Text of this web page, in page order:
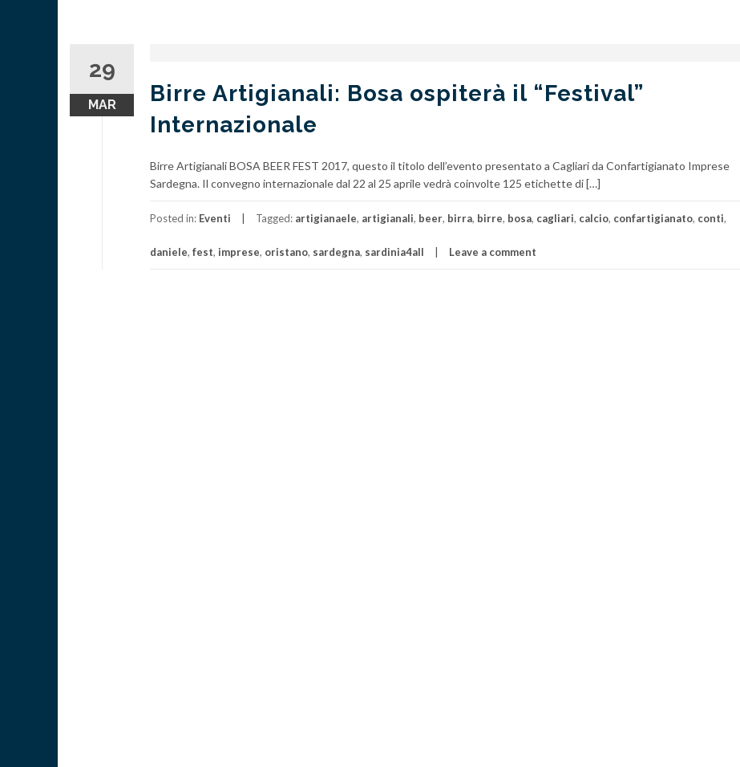
29
MAR
Birre Artigianali: Bosa ospiterà il “Festival”
Internazionale
Birre Artigianali BOSA BEER FEST 2017, questo il titolo dell’evento presentato a Cagliari da Confartigianato Imprese
Sardegna. Il convegno internazionale dal 22 al 25 aprile vedrà coinvolte 125 etichette di […]
Posted in: Eventi Tagged: artigianaele, artigianali, beer, birra, birre, bosa, cagliari, calcio, confartigianato, conti,
daniele, fest, imprese, oristano, sardegna, sardinia4all Leave a comment